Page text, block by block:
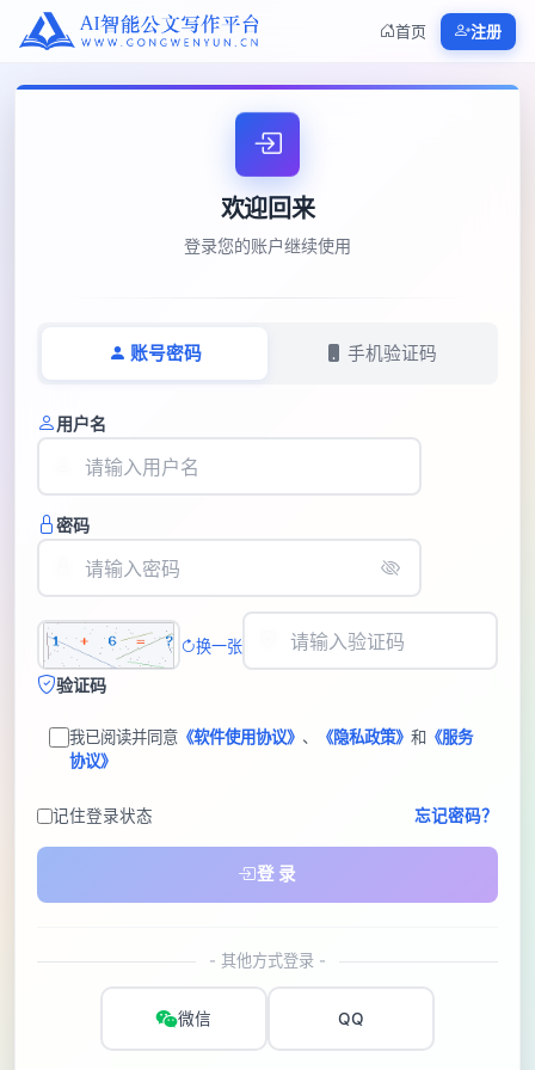
首页 注册
欢迎回来
登录您的账户继续使用
账号密码 手机验证码
用户名
密码
换一张
验证码
我已阅读并同意 《软件使用协议》 、 《隐私政策》 和 《服务
协议》
记住登录状态 忘记密码？
登 录
- 其他方式登录 -
微信 QQ